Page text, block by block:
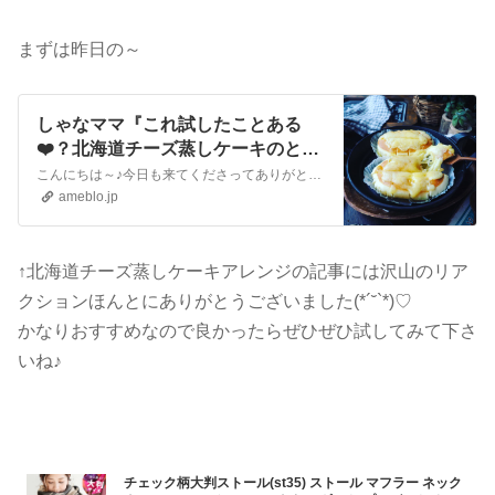
まずは昨日の～
しゃなママ『これ試したことある
❤️？北海道チーズ蒸しケーキのとろ
ける蜂蜜チーズ焼き❤️』
こんにちは～♪今日も来てくださってありがとうございます。いつも沢山のコメントやメッセージ、クリップやリブログもほんとに嬉しいです♪全部にお返事できなくて申し訳…
ameblo.jp
↑北海道チーズ蒸しケーキアレンジの記事には沢山のリア
クションほんとにありがとうございました(*´˘`*)♡
かなりおすすめなので良かったらぜひぜひ試してみて下さ
いね♪
チェック柄大判ストール(st35) ストール マフラー ネック